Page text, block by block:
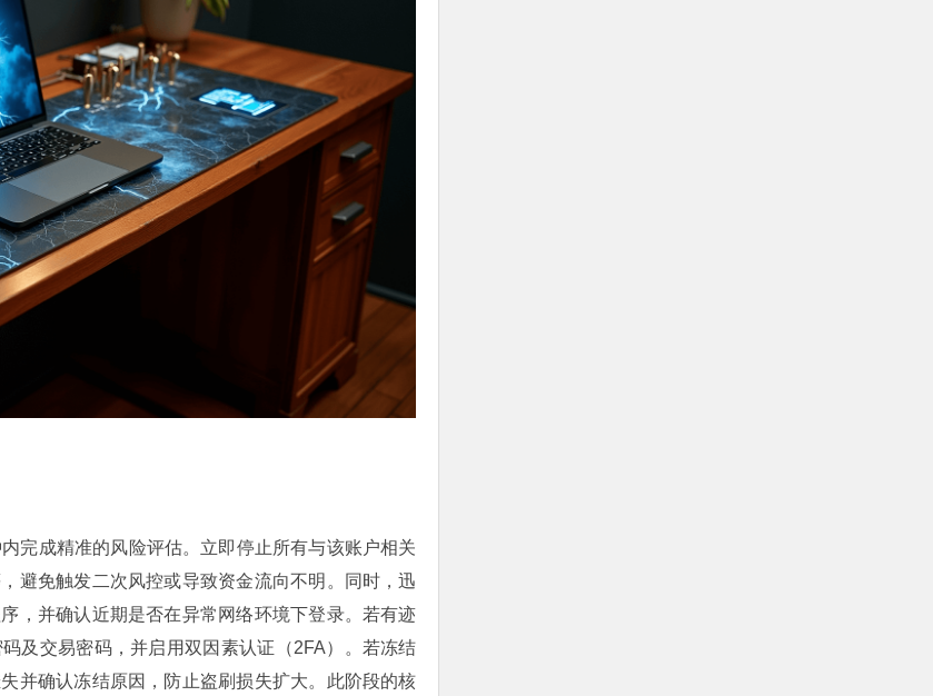
完成精准的风险评估。立即停止所有与该账户相关
避免触发二次风控或导致资金流向不明。同时，迅
，并确认近期是否在异常网络环境下登录。若有迹
及交易密码，并启用双因素认证（2FA）。若冻结
并确认冻结原因，防止盗刷损失扩大。此阶段的核